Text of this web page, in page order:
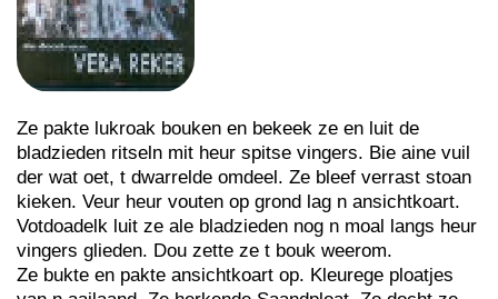
Ze pakte lukroak bouken en bekeek ze en luit de
bladzieden ritseln mit heur spitse vingers. Bie aine vuil
der wat oet, t dwarrelde omdeel. Ze bleef verrast stoan
kieken. Veur heur vouten op grond lag n ansichtkoart.
Votdoadelk luit ze ale bladzieden nog n moal langs heur
vingers glieden. Dou zette ze t bouk weerom.
Ze bukte en pakte ansichtkoart op. Kleurege ploatjes